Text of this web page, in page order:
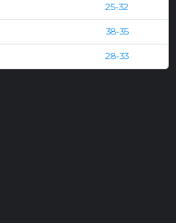
25-32
38-35
28-33